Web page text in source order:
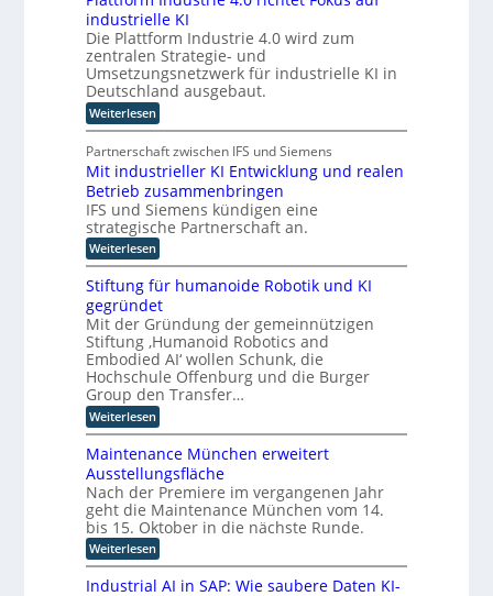
u
n
d
k
ü
n
s
t
l
i
c
h
e
r
I
n
t
e
l
l
i
g
e
n
z
z
u
o
p
t
m
m
t
i
n
d
e
r
D
A
C
H
-
I
n
d
u
s
t
r
i
z
u
-
A
s
i
s
t
e
n
t
s
t
a
t
t
k
l
a
s
s
i
s
c
h
e
Z
e
r
t
i
f
i
z
i
e
r
u
n
industrielle KI
Die Plattform Industrie 4.0 wird zum
zentralen Strategie- und
Umsetzungsnetzwerk für industrielle KI in
Deutschland ausgebaut.
Weiterlesen:
P
a
t
t
f
o
r
m
I
n
d
u
s
t
r
i
e
4
.
0
r
c
h
t
e
t
F
k
Partnerschaft zwischen IFS und Siemens
Mit industrieller KI Entwicklung und realen
Betrieb zusammenbringen
IFS und Siemens kündigen eine
strategische Partnerschaft an.
Weiterlesen:
M
i
t
i
n
d
u
s
t
r
i
e
l
l
e
r
K
I
E
n
t
w
Stiftung für humanoide Robotik und KI
gegründet
Mit der Gründung der gemeinnützigen
Stiftung ‚Humanoid Robotics and
Embodied AI‘ wollen Schunk, die
Hochschule Offenburg und die Burger
Group den Transfer…
Weiterlesen:
S
i
f
t
u
n
g
f
ü
r
Maintenance München erweitert
Ausstellungsfläche
Nach der Premiere im vergangenen Jahr
geht die Maintenance München vom 14.
bis 15. Oktober in die nächste Runde.
Weiterlesen:
M
a
Industrial AI in SAP: Wie saubere Daten KI-